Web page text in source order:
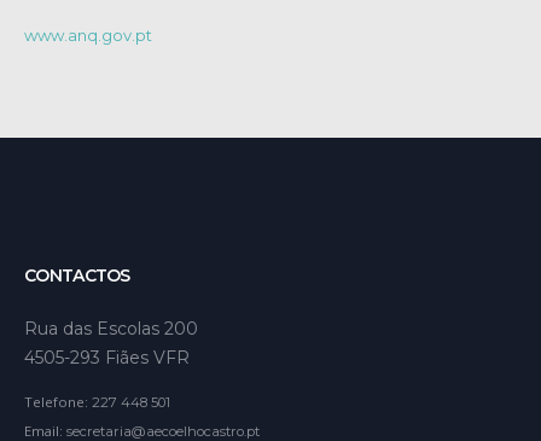
www.anq.gov.pt
CONTACTOS
Rua das Escolas 200
4505-293 Fiães VFR
Telefone: 227 448 501
Email: secretaria@aecoelhocastro.pt